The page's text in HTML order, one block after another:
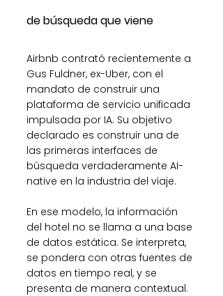
de búsqueda que viene
Airbnb contrató recientemente a
Gus Fuldner, ex-Uber, con el
mandato de construir una
plataforma de servicio unificada
impulsada por IA. Su objetivo
declarado es construir una de
las primeras interfaces de
búsqueda verdaderamente AI-
native en la industria del viaje.
En ese modelo, la información
del hotel no se llama a una base
de datos estática. Se interpreta,
se pondera con otras fuentes de
datos en tiempo real, y se
presenta de manera contextual.